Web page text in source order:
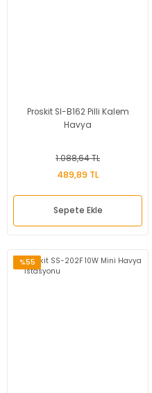
Proskit SI-B162 Pilli Kalem
Havya
1.088,64 TL
489,89 TL
Sepete Ekle
%55